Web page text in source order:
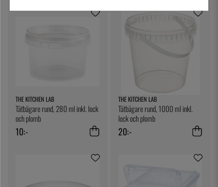
THE KITCHEN LAB
Tätbägare rund, 280 ml inkl. lock
och plomb
10:-
THE KITCHEN LAB
Tätbägare rund, 1000 ml inkl.
lock och plomb
20:-